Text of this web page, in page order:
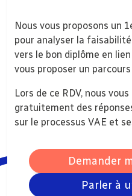
Nous vous proposons un
pour analyser la
vers le bon diplôme en
vous proposer un
Lors de ce RDV, nous
gratuitement des
sur le processus VAE et
Demander
Parler à